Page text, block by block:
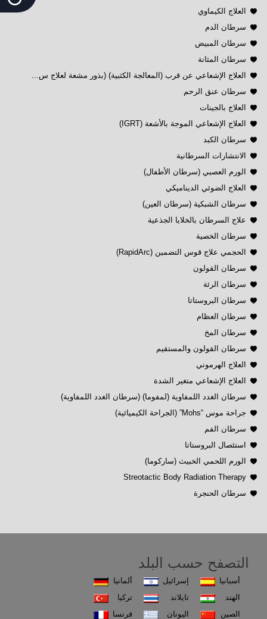
العلاج الكيماوي
سرطان الدم
سرطان المبيض
سرطان المثانة
العلاج الإشعاعي عن قرب (المعالجة الكثبية) (بذور مشعة لعلاج س...
سرطان عنق الرحم
العلاج بالجينات
العلاج الإشعاعي الموجة بالأشعة (IGRT)
سرطان الكبد
الانتشارات السرطانية
الورم العصبي (سرطان الأطفال)
العلاج الضوئي الديناميكي
سرطان الشبكية (سرطان العين)
علاج السرطان بالخلايا الجذعية
سرطان الخصية
الحجمي علاج قوس التضمين (RapidArc)
سرطان القولون
سرطان الرئة
سرطان البروستاتا
سرطان العظام
سرطان المخ
سرطان القولون والمستقيم
العلاج الهرموني
العلاج الإشعاعي متغير الشدة
سرطان الغدد اللمفاوية (لمفوما) (سرطان الغدد اللمفاوية)
جراحة موس “Mohs” (الجراحة الكيميائية)
سرطان الفم
استئصال البروستاتا
الورم اللحمي الخبيث (ساركوما)
Streotactic Body Radiation Therapy
سرطان الحنجرة
التصفح حسب البلد
أسبانيا
الهند
الصين
إسرائيل
تايلاند
اليونان
ألمانيا
تركيا
فرنسا